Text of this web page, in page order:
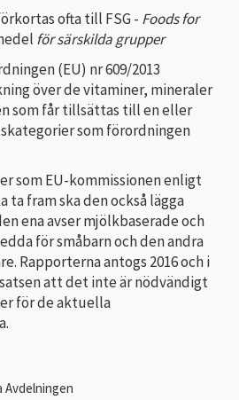
ofta till FSG - Foods for
för särskilda grupper
(EU) nr 609/2013
över de vitaminer, mineraler
som får tillsättas till en eller
som förordningen
som EU-kommissionen enligt
ta fram ska den också lägga
ena avser mjölkbaserade och
för småbarn och den andra
Rapporterna antogs 2016 och i
att det inte är nödvändigt
för de aktuella
Avdelningen